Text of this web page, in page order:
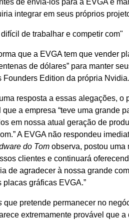
de enviá-los para a EVGA e
integrar em seus próprios
de trabalhar e competir com
que a EVGA tem que vender
de dólares” para manter
Founders Edition da própria Nvidia.
resposta a essas alegações,
que a empresa “teve uma grande
em nossa atual geração de
A EVGA não respondeu
do Tom observa, postou uma
clientes e continuará
de agradecer à nossa grande
gráficas EVGA.”
que pretende permanecer no
extremamente provável que